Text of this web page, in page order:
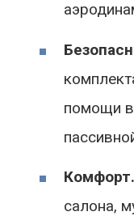
помощи
Комфорт.
салона,